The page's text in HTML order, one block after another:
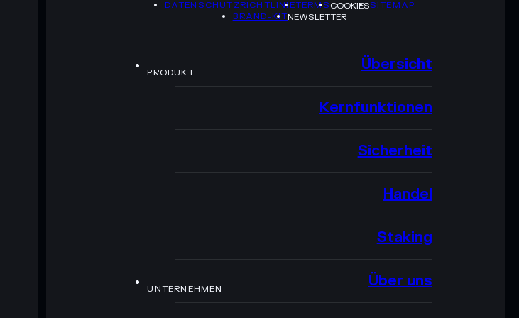
DATENSCHUTZRICHTLINIETERMSCOOKIESSITEMAP
BRAND-KITNEWSLETTER
PRODUKT Übersicht
Kernfunktionen
Sicherheit
Handel
Staking
UNTERNEHMEN Über uns